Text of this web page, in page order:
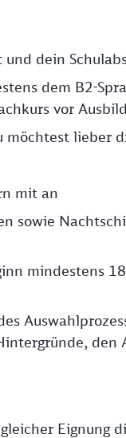
dein
dem B2-
vor
möchtest lieber
mit an
sowie
mindestens
den
Eignung